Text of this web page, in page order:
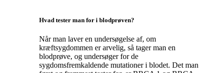
Hvad tester man for i blodprøven?
Når man laver en undersøgelse af, om
kræftsygdommen er arvelig, så tager man en
blodprøve, og undersøger for de
sygdomsfremkaldende mutationer i blodet. Det man